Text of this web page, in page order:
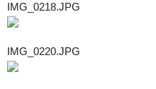
IMG_0218.JPG
IMG_0220.JPG